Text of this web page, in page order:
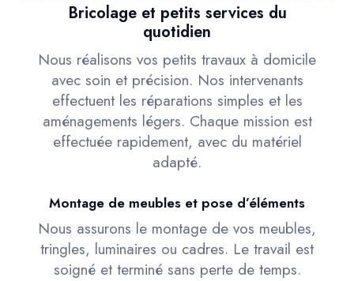
Bricolage et petits services du
quotidien
Nous réalisons vos petits travaux à domicile
avec soin et précision. Nos intervenants
effectuent les réparations simples et les
aménagements légers. Chaque mission est
effectuée rapidement, avec du matériel
adapté.
Montage de meubles et pose d’éléments
Nous assurons le montage de vos meubles,
tringles, luminaires ou cadres. Le travail est
soigné et terminé sans perte de temps.